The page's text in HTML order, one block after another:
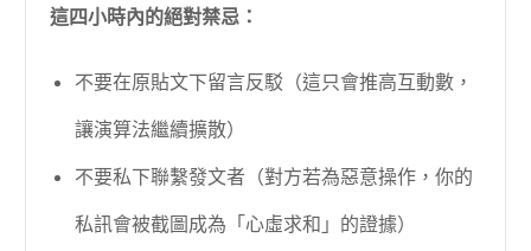
這四小時內的絕對禁忌：
不要在原貼文下留言反駁（這只會推高互動數，
讓演算法繼續擴散）
不要私下聯繫發文者（對方若為惡意操作，你的
私訊會被截圖成為「心虛求和」的證據）